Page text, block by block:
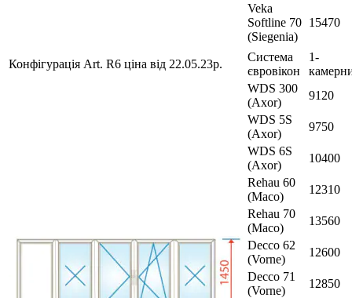
Veka
Softline 70
(Siegenia)
15470
Конфігурація Art. R6 ціна від 22.05.23р.
Система
євровікон
1-
WDS 300
(Axor)
9120
WDS 5S
(Axor)
9750
WDS 6S
(Axor)
10400
Rehau 60
(Maco)
12310
Rehau 70
(Maco)
13560
Decco 62
(Vorne)
12600
Decco 71
(Vorne)
12850